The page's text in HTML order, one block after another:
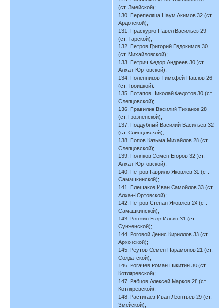
(ст. Змейской);
130. Перепелица Наум Акимов 32 (ст.
Ардонской);
131. Праскурко Павел Васильев 29
(ст. Тарской);
132. Петров Григорий Евдокимов 30
(ст. Михайловской);
133. Петрич Федор Андреев 30 (ст.
Алхан-Юртовской);
134. Поленников Тимофей Павлов 26
(ст. Троицкой);
135. Потапов Николай Федотов 30 (ст.
Слепцовской);
136. Правилин Василий Тиханов 28
(ст. Грозненской);
137. Поддубный Василий Васильев 32
(ст. Слепцовской);
138. Попов Казьма Михайлов 28 (ст.
Слепцовской);
139. Поляков Семен Егоров 32 (ст.
Алхан-Юртовской);
140. Петров Гаврило Яковлев 31 (ст.
Самашкинской);
141. Плешаков Иван Самойлов 33 (ст.
Алхан-Юртовской);
142. Петров Степан Яковлев 24 (ст.
Самашкинской);
143. Ронжин Егор Ильин 31 (ст.
Сунженской);
144. Роговой Денис Кириллов 33 (ст.
Архонской);
145. Реутов Семен Парамонов 21 (ст.
Солдатской);
146. Рогачев Роман Никитин 30 (ст.
Котляревской);
147. Рябцов Алексей Марков 28 (ст.
Котляревской);
148. Растигаев Иван Леонтьев 29 (ст.
Змейской);